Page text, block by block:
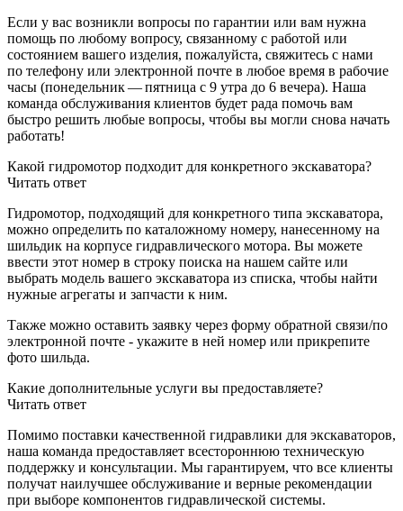
Если у вас возникли вопросы по гарантии или вам нужна
помощь по любому вопросу, связанному с работой или
состоянием вашего изделия, пожалуйста, свяжитесь с нами
по телефону или электронной почте в любое время в рабочие
часы (понедельник — пятница с 9 утра до 6 вечера). Наша
команда обслуживания клиентов будет рада помочь вам
быстро решить любые вопросы, чтобы вы могли снова начать
работать!
Какой гидромотор подходит для конкретного экскаватора?
Читать ответ
Гидромотор, подходящий для конкретного типа экскаватора,
можно определить по каталожному номеру, нанесенному на
шильдик на корпусе гидравлического мотора. Вы можете
ввести этот номер в строку поиска на нашем сайте или
выбрать модель вашего экскаватора из списка, чтобы найти
нужные агрегаты и запчасти к ним.
Также можно оставить заявку через форму обратной связи/по
электронной почте - укажите в ней номер или прикрепите
фото шильда.
Какие дополнительные услуги вы предоставляете?
Читать ответ
Помимо поставки качественной гидравлики для экскаваторов,
наша команда предоставляет всестороннюю техническую
поддержку и консультации. Мы гарантируем, что все клиенты
получат наилучшее обслуживание и верные рекомендации
при выборе компонентов гидравлической системы.